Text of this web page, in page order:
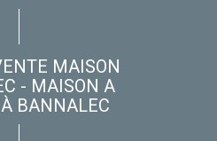
MAISON
- MAISON A
BANNALEC